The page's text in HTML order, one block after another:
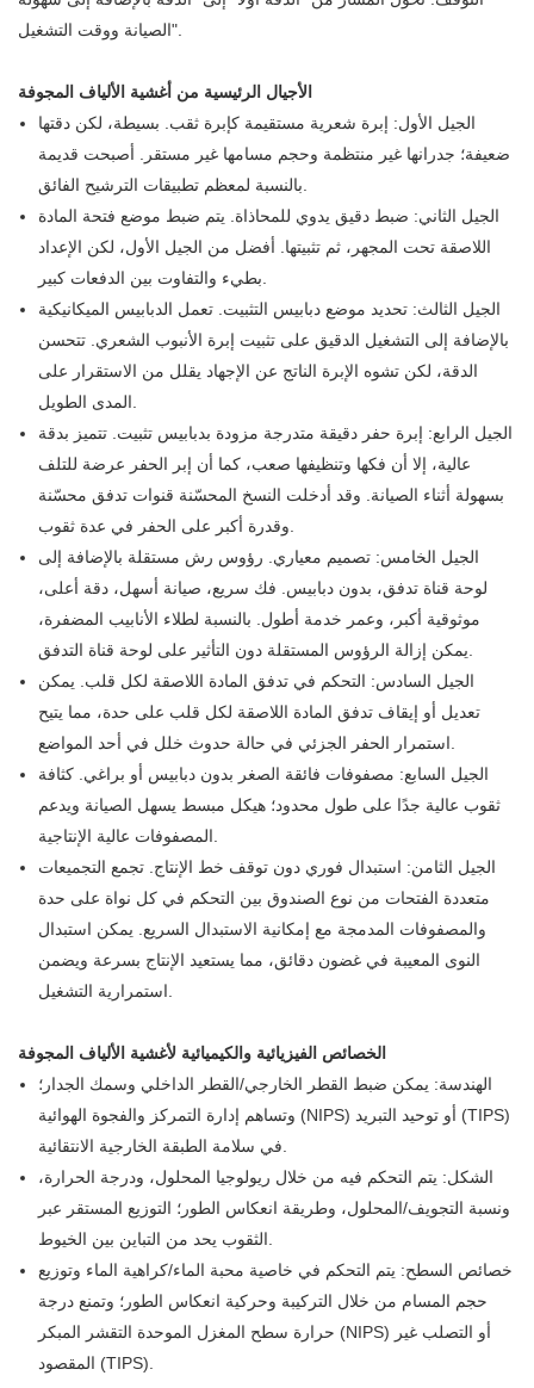
الصيانة ووقت التشغيل".
الأجيال الرئيسية من أغشية الألياف المجوفة
الجيل الأول: إبرة شعرية مستقيمة كإبرة ثقب. بسيطة، لكن دقتها
ضعيفة؛ جدرانها غير منتظمة وحجم مسامها غير مستقر. أصبحت قديمة
بالنسبة لمعظم تطبيقات الترشيح الفائق.
الجيل الثاني: ضبط دقيق يدوي للمحاذاة. يتم ضبط موضع فتحة المادة
اللاصقة تحت المجهر، ثم تثبيتها. أفضل من الجيل الأول، لكن الإعداد
بطيء والتفاوت بين الدفعات كبير.
الجيل الثالث: تحديد موضع دبابيس التثبيت. تعمل الدبابيس الميكانيكية
بالإضافة إلى التشغيل الدقيق على تثبيت إبرة الأنبوب الشعري. تتحسن
الدقة، لكن تشوه الإبرة الناتج عن الإجهاد يقلل من الاستقرار على
المدى الطويل.
الجيل الرابع: إبرة حفر دقيقة متدرجة مزودة بدبابيس تثبيت. تتميز بدقة
عالية، إلا أن فكها وتنظيفها صعب، كما أن إبر الحفر عرضة للتلف
بسهولة أثناء الصيانة. وقد أدخلت النسخ المحسّنة قنوات تدفق محسّنة
وقدرة أكبر على الحفر في عدة ثقوب.
الجيل الخامس: تصميم معياري. رؤوس رش مستقلة بالإضافة إلى
لوحة قناة تدفق، بدون دبابيس. فك سريع، صيانة أسهل، دقة أعلى،
موثوقية أكبر، وعمر خدمة أطول. بالنسبة لطلاء الأنابيب المضفرة،
يمكن إزالة الرؤوس المستقلة دون التأثير على لوحة قناة التدفق.
الجيل السادس: التحكم في تدفق المادة اللاصقة لكل قلب. يمكن
تعديل أو إيقاف تدفق المادة اللاصقة لكل قلب على حدة، مما يتيح
استمرار الحفر الجزئي في حالة حدوث خلل في أحد المواضع.
الجيل السابع: مصفوفات فائقة الصغر بدون دبابيس أو براغي. كثافة
ثقوب عالية جدًا على طول محدود؛ هيكل مبسط يسهل الصيانة ويدعم
المصفوفات عالية الإنتاجية.
الجيل الثامن: استبدال فوري دون توقف خط الإنتاج. تجمع التجميعات
متعددة الفتحات من نوع الصندوق بين التحكم في كل نواة على حدة
والمصفوفات المدمجة مع إمكانية الاستبدال السريع. يمكن استبدال
النوى المعيبة في غضون دقائق، مما يستعيد الإنتاج بسرعة ويضمن
استمرارية التشغيل.
الخصائص الفيزيائية والكيميائية لأغشية الألياف المجوفة
الهندسة: يمكن ضبط القطر الخارجي/القطر الداخلي وسمك الجدار؛
وتساهم إدارة التمركز والفجوة الهوائية (NIPS) أو توحيد التبريد (TIPS)
في سلامة الطبقة الخارجية الانتقائية.
الشكل: يتم التحكم فيه من خلال ريولوجيا المحلول، ودرجة الحرارة،
ونسبة التجويف/المحلول، وطريقة انعكاس الطور؛ التوزيع المستقر عبر
الثقوب يحد من التباين بين الخيوط.
خصائص السطح: يتم التحكم في خاصية محبة الماء/كراهية الماء وتوزيع
حجم المسام من خلال التركيبة وحركية انعكاس الطور؛ وتمنع درجة
حرارة سطح المغزل الموحدة التقشر المبكر (NIPS) أو التصلب غير
المقصود (TIPS).